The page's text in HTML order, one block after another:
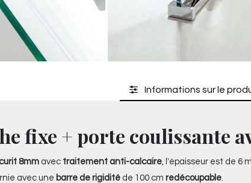
Informations sur le
fixe + porte coulissante
8mm avec traitement anti-calcaire , l'épaisseur est de 6
avec une barre de rigidité de 100 cm redécoupable